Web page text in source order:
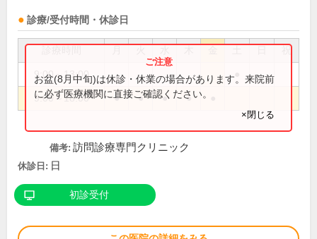
診療/受付時間・休診日
祝
9:00～13:00
9:00～18:00 ● ● ● ●
お盆(8月中旬)は休診・休業の場合があります。来院前
に必ず医療機関に直接ご確認ください。
×閉じる
備考: 訪問診療専門クリニック
休診日: 日
初診受付